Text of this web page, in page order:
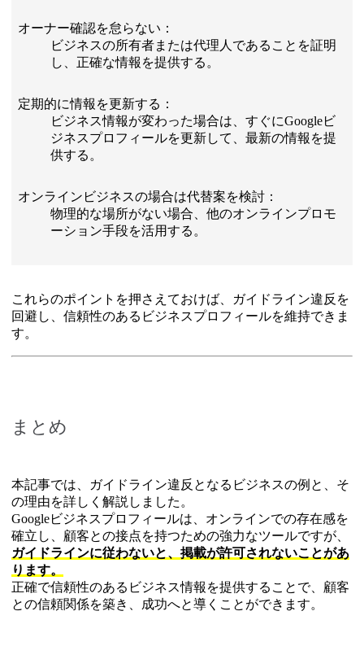
オーナー確認を怠らない：
ビジネスの所有者または代理人であることを証明
し、正確な情報を提供する。
定期的に情報を更新する：
ビジネス情報が変わった場合は、すぐにGoogleビ
ジネスプロフィールを更新して、最新の情報を提
供する。
オンラインビジネスの場合は代替案を検討：
物理的な場所がない場合、他のオンラインプロモ
ーション手段を活用する。
これらのポイントを押さえておけば、ガイドライン違反を
回避し、信頼性のあるビジネスプロフィールを維持できま
す。
まとめ
本記事では、ガイドライン違反となるビジネスの例と、そ
の理由を詳しく解説しました。
Googleビジネスプロフィールは、オンラインでの存在感を
確立し、顧客との接点を持つための強力なツールですが、
ガイドラインに従わないと、掲載が許可されないことがあ
ります。
正確で信頼性のあるビジネス情報を提供することで、顧客
との信頼関係を築き、成功へと導くことができます。